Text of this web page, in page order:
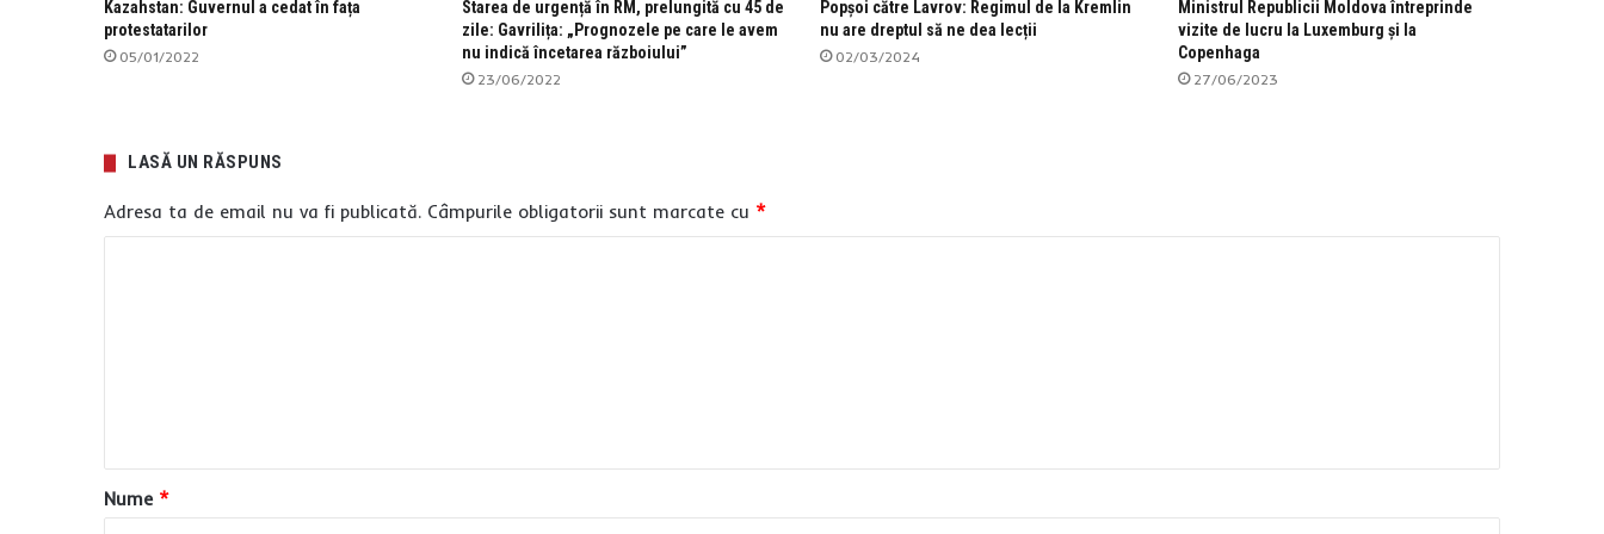
Kazahstan: Guvernul a cedat în fața
protestatarilor
05/01/2022
Starea de urgență în RM, prelungită cu 45 de
zile: Gavrilița: „Prognozele pe care le avem
nu indică încetarea războiului”
23/06/2022
Popșoi către Lavrov: Regimul de la Kremlin
nu are dreptul să ne dea lecții
02/03/2024
Ministrul Republicii Moldova întreprinde
vizite de lucru la Luxemburg și la
Copenhaga
27/06/2023
LASĂ UN RĂSPUNS
Adresa ta de email nu va fi publicată. Câmpurile obligatorii sunt marcate cu *
a
r
Nume *